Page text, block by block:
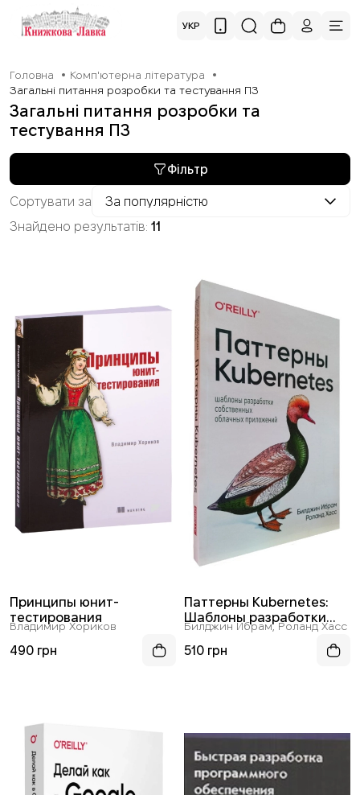
УКР
Головна
Комп'ютерна література
Загальні питання розробки та тестування ПЗ
Загальні питання розробки та
тестування ПЗ
Знайдено результатів: 11
Сортувати за За популярністю
Фільтр
Принципы юнит-
тестирования
Владимир Хориков
490 грн
Паттерны Kubernetes:
Шаблоны разработки
собственных облачных
приложений
Билджин Ибрам, Роланд Хасс
510 грн